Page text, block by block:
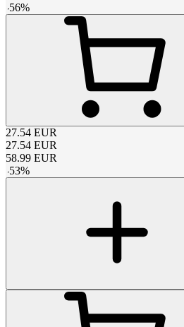
-56%
27.54 EUR
27.54 EUR
58.99 EUR
-53%